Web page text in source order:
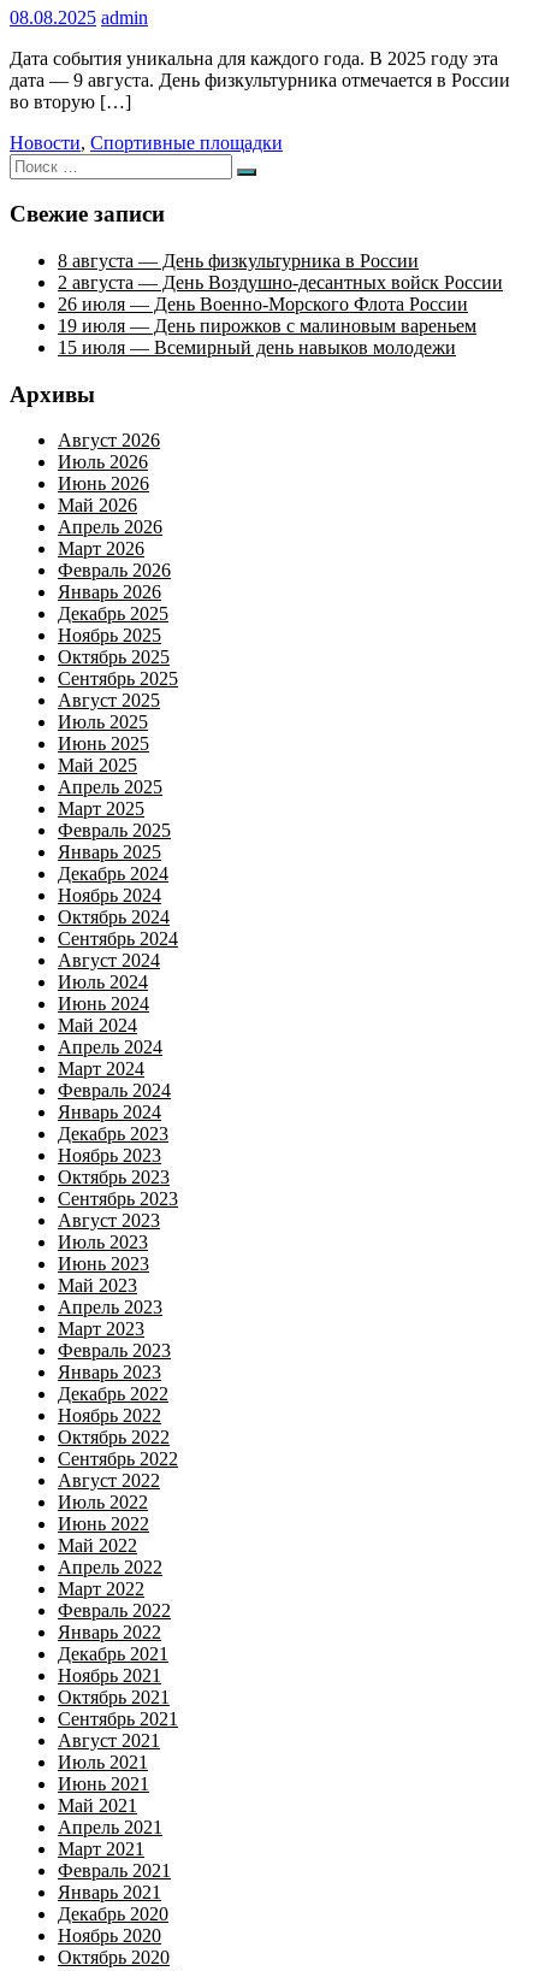
08.08.2025 admin
Дата события уникальна для каждого года. В 2025 году эта
дата — 9 августа. День физкультурника отмечается в России
во вторую […]
Новости, Спортивные площадки
Искать:
Поиск
Свежие записи
8 августа — День физкультурника в России
2 августа — День Воздушно-десантных войск России
26 июля — День Военно-Морского Флота России
19 июля — День пирожков с малиновым вареньем
15 июля — Всемирный день навыков молодежи
Архивы
Август 2026
Июль 2026
Июнь 2026
Май 2026
Апрель 2026
Март 2026
Февраль 2026
Январь 2026
Декабрь 2025
Ноябрь 2025
Октябрь 2025
Сентябрь 2025
Август 2025
Июль 2025
Июнь 2025
Май 2025
Апрель 2025
Март 2025
Февраль 2025
Январь 2025
Декабрь 2024
Ноябрь 2024
Октябрь 2024
Сентябрь 2024
Август 2024
Июль 2024
Июнь 2024
Май 2024
Апрель 2024
Март 2024
Февраль 2024
Январь 2024
Декабрь 2023
Ноябрь 2023
Октябрь 2023
Сентябрь 2023
Август 2023
Июль 2023
Июнь 2023
Май 2023
Апрель 2023
Март 2023
Февраль 2023
Январь 2023
Декабрь 2022
Ноябрь 2022
Октябрь 2022
Сентябрь 2022
Август 2022
Июль 2022
Июнь 2022
Май 2022
Апрель 2022
Март 2022
Февраль 2022
Январь 2022
Декабрь 2021
Ноябрь 2021
Октябрь 2021
Сентябрь 2021
Август 2021
Июль 2021
Июнь 2021
Май 2021
Апрель 2021
Март 2021
Февраль 2021
Январь 2021
Декабрь 2020
Ноябрь 2020
Октябрь 2020